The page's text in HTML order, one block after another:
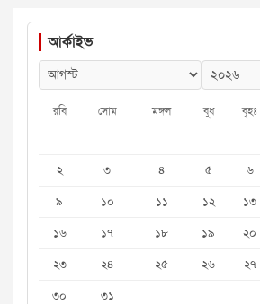
আর্কাইভ
রবি সোম মঙ্গল বুধ বৃহঃ
২
৩ ৪ ৫ ৬
৯
১০ ১১ ১২ ১৩
১৬
১৭ ১৮ ১৯ ২০
২৩
২৪ ২৫ ২৬ ২৭
৩০
৩১